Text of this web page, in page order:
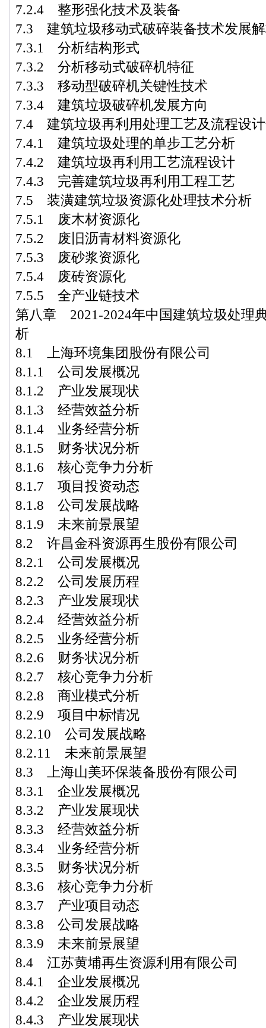
7.2.4 整形强化技术及装备
7.3 建筑垃圾移动式破碎装备技术发展
7.3.1 分析结构形式
7.3.2 分析移动式破碎机特征
7.3.3 移动型破碎机关键性技术
7.3.4 建筑垃圾破碎机发展方向
7.4 建筑垃圾再利用处理工艺及流程设
7.4.1 建筑垃圾处理的单步工艺分析
7.4.2 建筑垃圾再利用工艺流程设计
7.4.3 完善建筑垃圾再利用工程工艺
7.5 装潢建筑垃圾资源化处理技术分析
7.5.1 废木材资源化
7.5.2 废旧沥青材料资源化
7.5.3 废砂浆资源化
7.5.4 废砖资源化
7.5.5 全产业链技术
第八章 2021-2024年中国建筑垃圾处理
析
8.1 上海环境集团股份有限公司
8.1.1 公司发展概况
8.1.2 产业发展现状
8.1.3 经营效益分析
8.1.4 业务经营分析
8.1.5 财务状况分析
8.1.6 核心竞争力分析
8.1.7 项目投资动态
8.1.8 公司发展战略
8.1.9 未来前景展望
8.2 许昌金科资源再生股份有限公司
8.2.1 公司发展概况
8.2.2 公司发展历程
8.2.3 产业发展现状
8.2.4 经营效益分析
8.2.5 业务经营分析
8.2.6 财务状况分析
8.2.7 核心竞争力分析
8.2.8 商业模式分析
8.2.9 项目中标情况
8.2.10 公司发展战略
8.2.11 未来前景展望
8.3 上海山美环保装备股份有限公司
8.3.1 企业发展概况
8.3.2 产业发展现状
8.3.3 经营效益分析
8.3.4 业务经营分析
8.3.5 财务状况分析
8.3.6 核心竞争力分析
8.3.7 产业项目动态
8.3.8 公司发展战略
8.3.9 未来前景展望
8.4 江苏黄埔再生资源利用有限公司
8.4.1 企业发展概况
8.4.2 企业发展历程
8.4.3 产业发展现状